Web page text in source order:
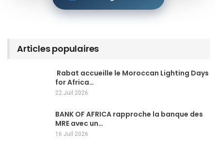
Articles populaires
Rabat accueille le Moroccan Lighting Days
for Africa…
22 Juil 2026
BANK OF AFRICA rapproche la banque des
MRE avec un…
16 Juil 2026